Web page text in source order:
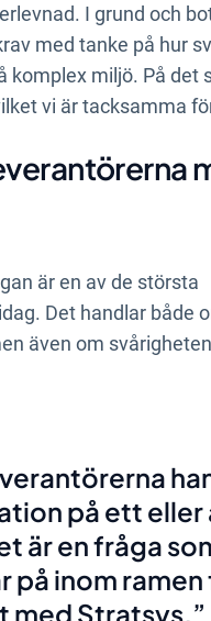
I grund och
med tanke på hur
komplex miljö. På det
vi är tacksamma
är en av de största
Det handlar både
även om
på ett eller
är en fråga
på inom
med Stratsys.